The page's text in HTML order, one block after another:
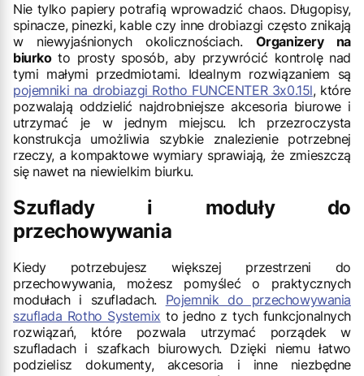
Nie tylko papiery potrafią wprowadzić chaos. Długopisy,
spinacze, pinezki, kable czy inne drobiazgi często znikają
w niewyjaśnionych okolicznościach. Organizery na
biurkoto prosty sposób, aby przywrócić kontrolę nad
tymi małymi przedmiotami. Idealnym rozwiązaniem są
pojemniki na drobiazgi Rotho FUNCENTER 3x0.15l, które
pozwalają oddzielić najdrobniejsze akcesoria biurowe i
utrzymać je w jednym miejscu. Ich przezroczysta
konstrukcja umożliwia szybkie znalezienie potrzebnej
rzeczy, a kompaktowe wymiary sprawiają, że zmieszczą
się nawet na niewielkim biurku.
Szuflady i moduły do
przechowywania
Kiedy potrzebujesz większej przestrzeni do
przechowywania, możesz pomyśleć o praktycznych
modułach i szufladach. Pojemnik do przechowywania
szuflada Rotho Systemix to jedno z tych funkcjonalnych
rozwiązań, które pozwala utrzymać porządek w
szufladach i szafkach biurowych. Dzięki niemu łatwo
podzielisz dokumenty, akcesoria i inne niezbędne